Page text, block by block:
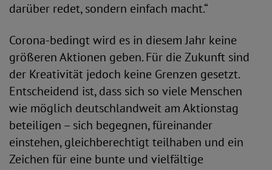
darüber redet, sondern einfach macht.“
Corona-bedingt wird es in diesem Jahr keine
größeren Aktionen geben. Für die Zukunft sind
der Kreativität jedoch keine Grenzen gesetzt.
Entscheidend ist, dass sich so viele Menschen
wie möglich deutschlandweit am Aktionstag
beteiligen – sich begegnen, füreinander
einstehen, gleichberechtigt teilhaben und ein
Zeichen für eine bunte und vielfältige